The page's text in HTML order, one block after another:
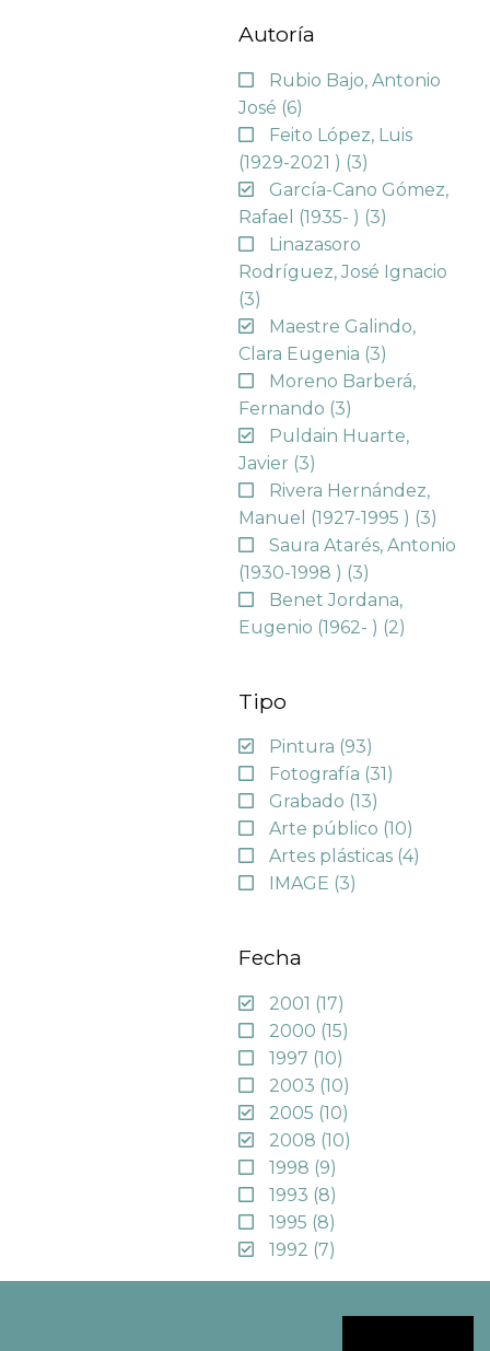
Autoría
Rubio Bajo, Antonio
José (6)
Feito López, Luis
(1929-2021 ) (3)
García-Cano Gómez,
Rafael (1935- ) (3)
Linazasoro
Rodríguez, José Ignacio
(3)
Maestre Galindo,
Clara Eugenia (3)
Moreno Barberá,
Fernando (3)
Puldain Huarte,
Javier (3)
Rivera Hernández,
Manuel (1927-1995 ) (3)
Saura Atarés, Antonio
(1930-1998 ) (3)
Benet Jordana,
Eugenio (1962- ) (2)
Tipo
Pintura (93)
Fotografía (31)
Grabado (13)
Arte público (10)
Artes plásticas (4)
IMAGE (3)
Fecha
2001 (17)
2000 (15)
1997 (10)
2003 (10)
2005 (10)
2008 (10)
1998 (9)
1993 (8)
1995 (8)
1992 (7)